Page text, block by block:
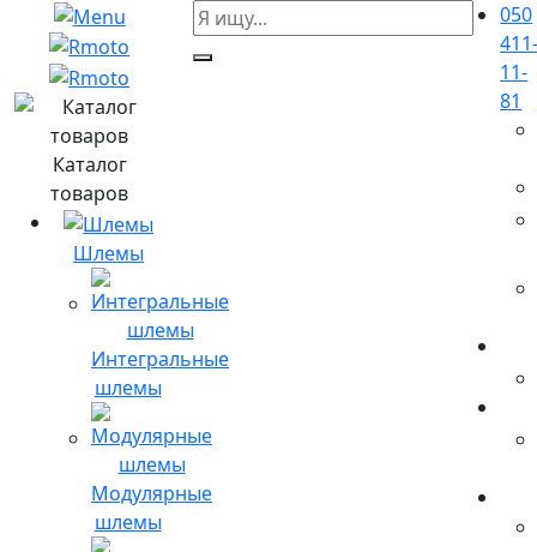
Каталог
товаров
Шлемы
Интегральные
шлемы
Модулярные
шлемы
050
11-
81